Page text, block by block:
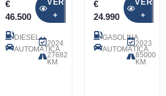
€
46.500
VER
+
DIESEL
AUTOMÁTICA
2024
27682
KM
€
24.990
VER
+
GASOLINA
AUTOMÁTICA
2023
85000
KM